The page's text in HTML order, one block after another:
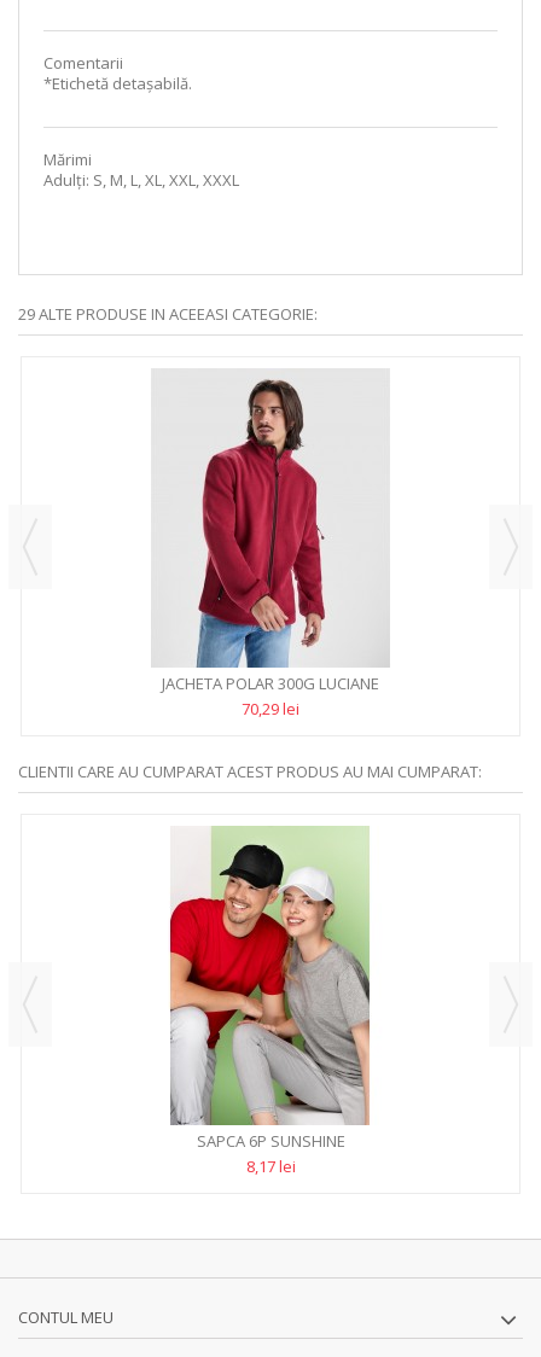
Comentarii
*Etichetă detașabilă.
Mărimi
Adulți: S, M, L, XL, XXL, XXXL
29 ALTE PRODUSE IN ACEEASI CATEGORIE:
JACHETA POLAR 300G LUCIANE
70,29 lei
CLIENTII CARE AU CUMPARAT ACEST PRODUS AU MAI CUMPARAT:
SAPCA 6P SUNSHINE
8,17 lei
CONTUL MEU